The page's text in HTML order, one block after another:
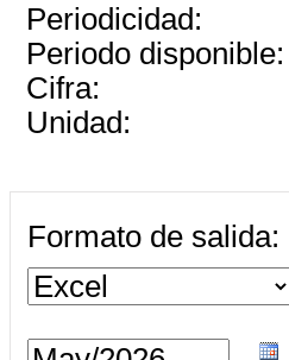
Periodicidad:
Periodo disponible:
Cifra:
Unidad:
Formato de salida: